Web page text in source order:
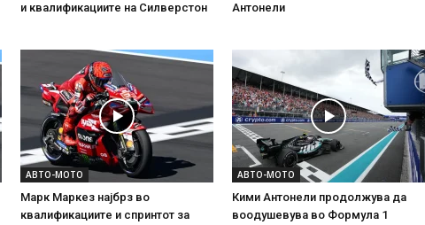
и квалификациите на Силверстон
Антонели
АВТО-МОТО
Марк Маркез најбрз во
квалификациите и спринтот за
АВТО-МОТО
Кими Антонели продолжува да
воодушевува во Формула 1